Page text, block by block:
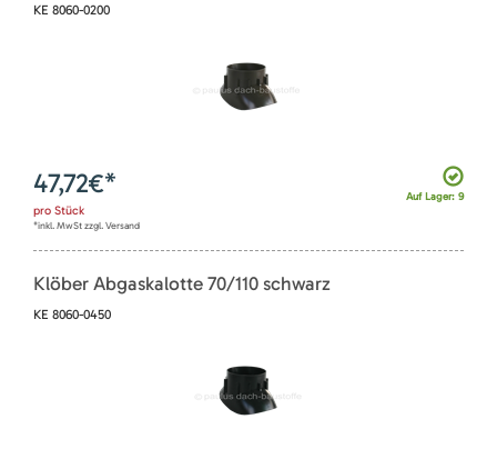
KE 8060-0200
Auf Lager: 9
47,72€*
pro Stück
*inkl. MwSt zzgl. Versand
Klöber Abgaskalotte 70/110 schwarz
KE 8060-0450